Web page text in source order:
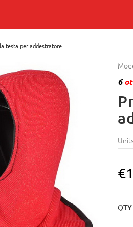
testa per addestratore
6
QTY